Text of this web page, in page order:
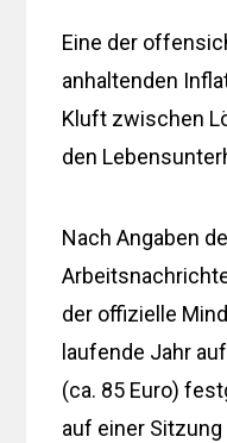
Eine der
anhaltenden
Kluft zwischen
den
Nach Angaben
der offizielle
laufende Jahr
(ca. 85 Euro)
auf einer